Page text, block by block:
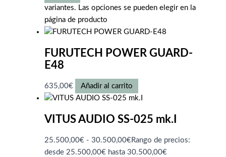
variantes. Las opciones se pueden elegir en la
página de producto
FURUTECH POWER GUARD-
E48
635,00€ Añadir al carrito
VITUS AUDIO SS-025 mk.I
25.500,00€ - 30.500,00€Rango de precios:
desde 25.500,00€ hasta 30.500,00€